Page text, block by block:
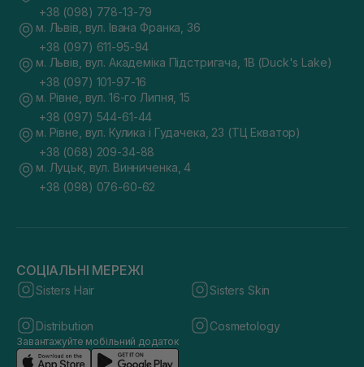
+38 (098) 778-13-79
м. Львів, вул. Івана Франка, 36
+38 (097) 611-95-94
м. Львів, вул. Академіка Підстригача, 1В (Duck's Lake)
+38 (097) 101-97-16
м. Рівне, вул. 16-го Липня, 15
+38 (097) 544-61-44
м. Рівне, вул. Кулика і Гудачека, 23 (ТЦ Екватор)
+38 (068) 209-34-88
м. Луцьк, вул. Винниченка, 4
+38 (098) 076-60-62
СОЦІАЛЬНІ МЕРЕЖІ
Sisters Hair Sisters Skin
Distribution Cosmetology
Завантажуйте мобільний додаток